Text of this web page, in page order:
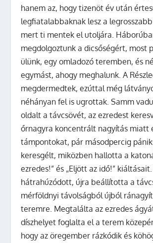
hanem az, hogy tizenöt év után
legfiatalabbaknak lesz a
mert ti mentek el utoljára.
megdolgoztunk a dicsőségért, most
ülünk, egy omladozó teremben, és
egymást, ahogy meghalunk. A
megdermedtek, ezúttal még
néhányan fel is ugrottak. Samm
oldalt a távcsövét, az ezredest
őrnagyra koncentrált nagyítás miatt
támpontokat, pár másodpercig
keresgélt, miközben hallotta a
ezredes!” és „Eljött az idő!”
hátrahúzódott, újra beállította a
mérföldnyi távolságból újból
teremre. Megtalálta az ezredes
díszhelyet foglalta el a terem
hogy az öregember rázkódik és